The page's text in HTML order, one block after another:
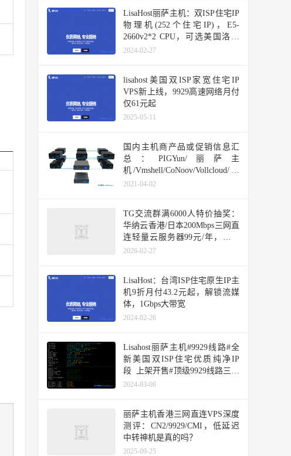
LisaHost丽萨主机：双ISP住宅IP
物理机(252个住宅IP)，E5-
2660v2*2 CPU，可选美国洛杉
矶三网回程CN2 GIA国际精品网
2024-02-27
lisahost美国双ISP家宽住宅IP
VPS新上线，9929高速网络月付
仅61元起
2025-05-11
国内主机商产品或促销信息汇
总：PIGYun/丽萨主
机/Vmshell/CoNoov/Vollcloud/快
快网络/六六云/易探云/云米科技
2021-04-02
TG交流群满6000人特价抽奖：
华纳云香港/日本200Mbps三网直
连轻量云服务器99元/年，丽萨
主机全场8折循环优惠码不限周
2026-02-27
LisaHost：台湾ISP住宅原生IP主
机9折月付43.2元起，解锁流媒
体，1Gbps大带宽
2024-02-26
Lisahost丽萨主机#9929线路#全
新美国双ISP住宅优质纯净IP
段 上架开售#顶级9929线路三网
回程优化，网络丝滑顺畅
2024-03-08
丽萨主机香港三网直连VPS深度
测评：CN2/9929/CMI，低延迟
中转神机是真的吗？
2025-09-25